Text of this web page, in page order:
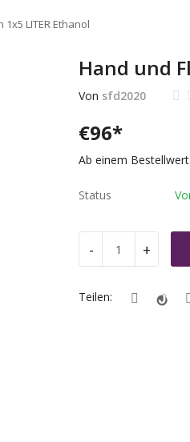
LITER Ethanol
Hand und
Von sfd2020
€96*
Ab einem
Status
- +
Teilen: